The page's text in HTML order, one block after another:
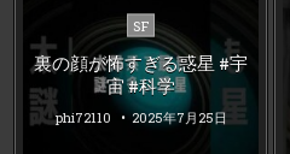
Posted
in
SF
裏の顔が怖すぎる惑星 #宇
宙 #科学
phi72110 2025年7月25日